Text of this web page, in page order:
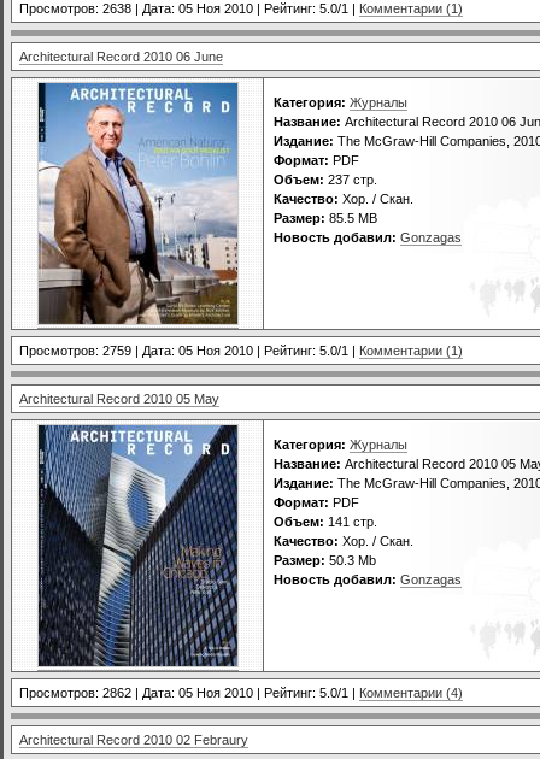
Просмотров: 2638 | Дата: 05 Ноя 2010 | Рейтинг: 5.0/1 | Комментарии (1)
Architectural Record 2010 06 June
Категория: Журналы
Название: Architectural Record 2010 06
Издание: The McGraw-Hill Companies,
Формат: PDF
Объем: 237 стр.
Качество: Хор. / Скан.
Размер: 85.5 MB
Новость добавил: Gonzagas
Просмотров: 2759 | Дата: 05 Ноя 2010 | Рейтинг: 5.0/1 | Комментарии (1)
Architectural Record 2010 05 May
Категория: Журналы
Название: Architectural Record 2010 05
Издание: The McGraw-Hill Companies,
Формат: PDF
Объем: 141 стр.
Качество: Хор. / Скан.
Размер: 50.3 Mb
Новость добавил: Gonzagas
Просмотров: 2862 | Дата: 05 Ноя 2010 | Рейтинг: 5.0/1 | Комментарии (4)
Architectural Record 2010 02 Febraury